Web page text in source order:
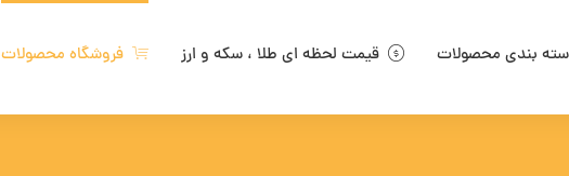
بندی محصولات قیمت لحظه ای طلا ، سکه و ارز فروشگاه محصولات